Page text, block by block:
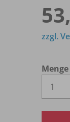
Menge
zzgl.